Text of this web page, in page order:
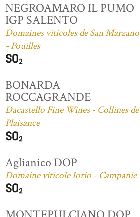
NEGROAMARO IL PUMO
IGP SALENTO
Domaines viticoles de San Marzano
- Pouilles
BONARDA
ROCCAGRANDE
Dacastello Fine Wines - Collines de
Plaisance
Aglianico DOP
Domaine viticole Iorio - Campanie